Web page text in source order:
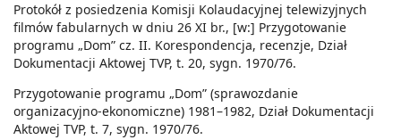
Protokół z posiedzenia Komisji Kolaudacyjnej telewizyjnych
filmów fabularnych w dniu 26 XI br., [w:] Przygotowanie
programu „Dom” cz. II. Korespondencja, recenzje, Dział
Dokumentacji Aktowej TVP, t. 20, sygn. 1970/76.
Przygotowanie programu „Dom” (sprawozdanie
organizacyjno-ekonomiczne) 1981–1982, Dział Dokumentacji
Aktowej TVP, t. 7, sygn. 1970/76.